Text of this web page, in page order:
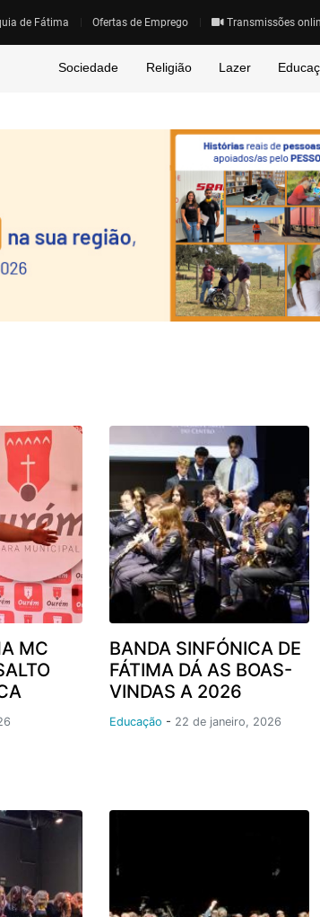
de Fátima Ofertas de Emprego Transmissões
Sociedade Religião Lazer
MC
BANDA SINFÓNICA DE
FÁTIMA DÁ AS BOAS-
VINDAS A 2026
Educação - 22 de janeiro, 2026